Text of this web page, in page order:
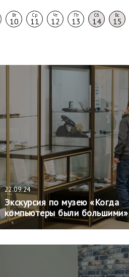
Вт
10
Ср
11
Чт
12
Пт
13
Сб
14
Вс
15
22.09.24
Экскурсия по музею «Когда
компьютеры были большими»